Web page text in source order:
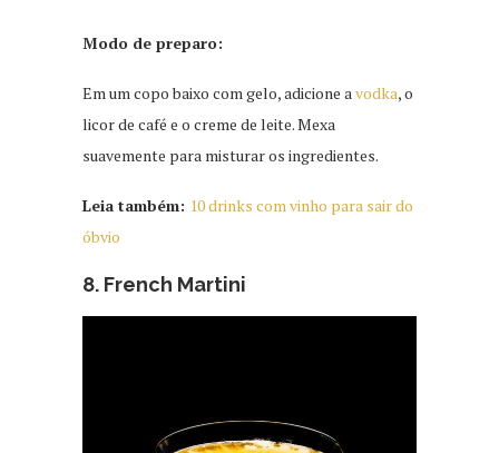
Modo de preparo:
Em um copo baixo com gelo, adicione a vodka, o
licor de café e o creme de leite. Mexa
suavemente para misturar os ingredientes.
Leia também: 10 drinks com vinho para sair do
óbvio
8. French Martini